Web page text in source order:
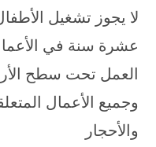
لا يجوز تشغيل
عشرة سنة في
العمل تحت سطح
وجميع الأعمال
والأحجار